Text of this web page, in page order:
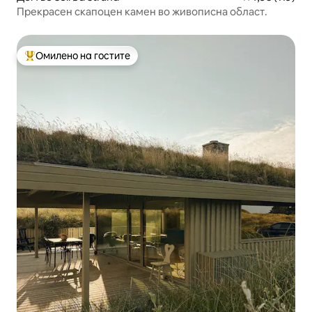
Прекрасен скапоцен камен во живописна област.
Меѓу најуспешните „Омилени на гостите“
Омилено на гостите